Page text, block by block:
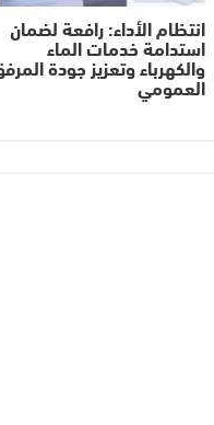
انتظام الأداء: رافعة لضمان
استدامة خدمات الماء
والكهرباء وتعزيز جودة
العمومي